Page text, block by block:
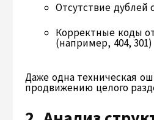
Отсутствие дублей
Корректные коды
(например, 404, 301)
Даже одна техническая
продвижению целого